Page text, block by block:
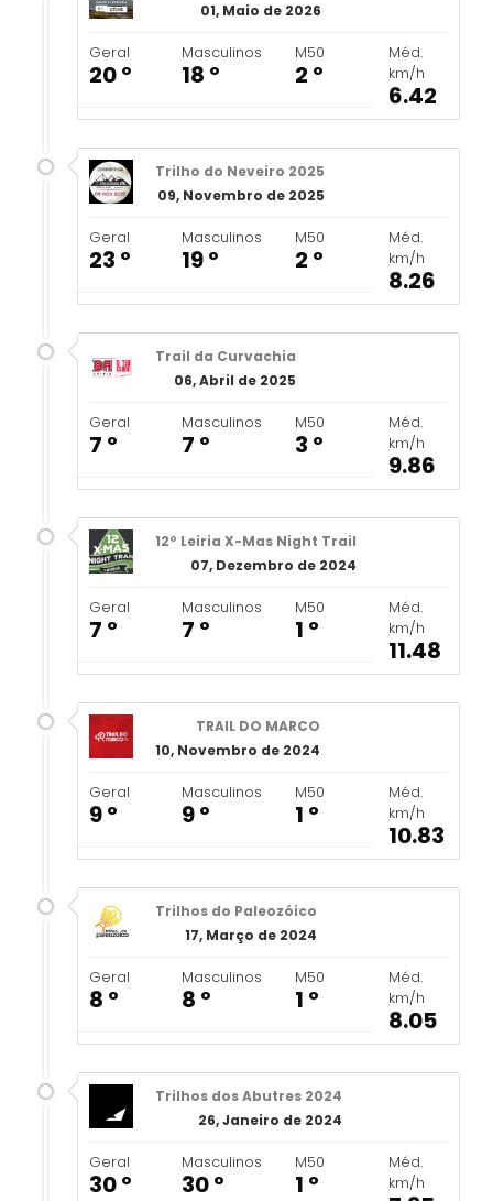
01, Maio de 2026
Geral
20 º
Masculinos
18 º
M50
2 º
Méd.
km/h
6.42
Trilho do Neveiro 2025
09, Novembro de 2025
Geral
23 º
Masculinos
19 º
M50
2 º
Méd.
km/h
8.26
Trail da Curvachia
06, Abril de 2025
Geral
7 º
Masculinos
7 º
M50
3 º
Méd.
km/h
9.86
12º Leiria X-Mas Night Trail
07, Dezembro de 2024
Geral
7 º
Masculinos
7 º
M50
1 º
Méd.
km/h
11.48
TRAIL DO MARCO
10, Novembro de 2024
Geral
9 º
Masculinos
9 º
M50
1 º
Méd.
km/h
10.83
Trilhos do Paleozóico
17, Março de 2024
Geral
8 º
Masculinos
8 º
M50
1 º
Méd.
km/h
8.05
Trilhos dos Abutres 2024
26, Janeiro de 2024
Geral
30 º
Masculinos
30 º
M50
1 º
Méd.
km/h